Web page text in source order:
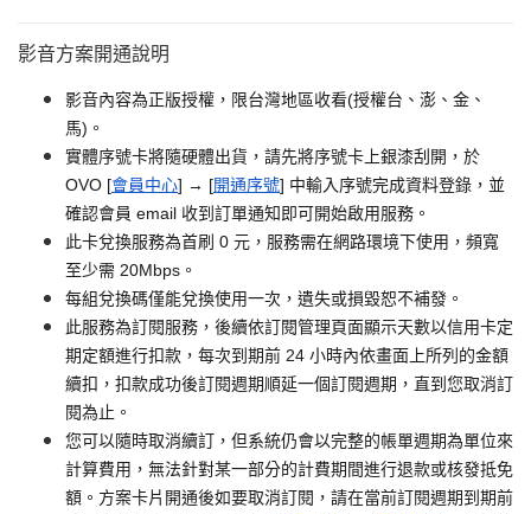
影音方案開通說明
影音內容為正版授權，限台灣地區收看(授權台、澎、金、
馬)。
實體序號卡將隨硬體出貨，請先將序號卡上銀漆刮開，於
OVO [會員中心] → [開通序號] 中輸入序號完成資料登錄，並
確認會員 email 收到訂單通知即可開始啟用服務。
此卡兌換服務為首刷 0 元，服務需在網路環境下使用，頻寬
至少需 20Mbps。
每組兌換碼僅能兌換使用一次，遺失或損毀恕不補發。
此服務為訂閱服務，後續依訂閱管理頁面顯示天數以信用卡定
期定額進行扣款，每次到期前 24 小時內依畫面上所列的金額
續扣，扣款成功後訂閱週期順延一個訂閱週期，直到您取消訂
閱為止。
您可以隨時取消續訂，但系統仍會以完整的帳單週期為單位來
計算費用，無法針對某一部分的計費期間進行退款或核發抵免
額。方案卡片開通後如要取消訂閱，請在當前訂閱週期到期前